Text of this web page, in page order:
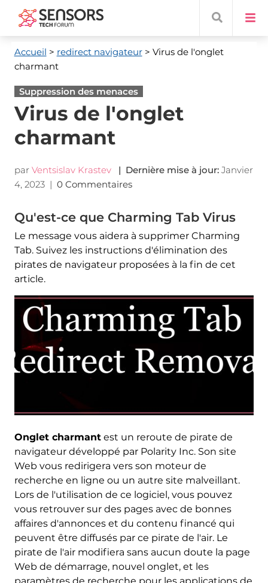
Accueil > redirect navigateur> Virus de l'onglet
charmant
Suppression des menaces
Virus de l'onglet
charmant
par Ventsislav Krastev | Dernière mise à jour: Janvier
4, 2023| 0 Commentaires
Qu'est-ce que Charming Tab Virus
Le message vous aidera à supprimer Charming
Tab. Suivez les instructions d'élimination des
pirates de navigateur proposées à la fin de cet
article.
Onglet charmantest un reroute de pirate de
navigateur développé par Polarity Inc. Son site
Web vous redirigera vers son moteur de
recherche en ligne ou un autre site malveillant.
Lors de l'utilisation de ce logiciel, vous pouvez
vous retrouver sur des pages avec de bonnes
affaires d'annonces et du contenu financé qui
peuvent être diffusés par ce pirate de l'air. Le
pirate de l'air modifiera sans aucun doute la page
Web de démarrage, nouvel onglet, et les